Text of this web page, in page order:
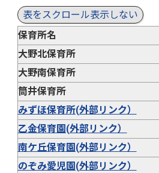
表をスクロール表示しない
保育所名
大野北保育所
大野南保育所
筒井保育所
みずほ保育所(外部リンク）
乙金保育園(外部リンク）
南ケ丘保育園(外部リンク）
のぞみ愛児園(外部リンク）